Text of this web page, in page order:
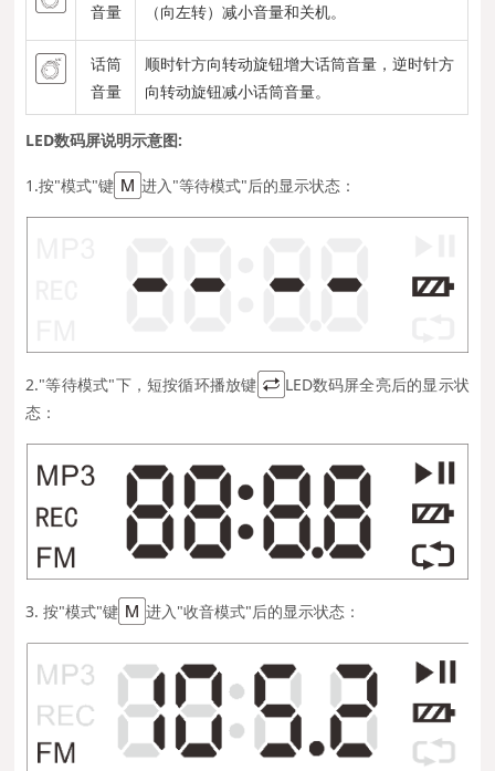
音量 （向左转）减小音量和关机。
话筒
音量
顺时针方向转动旋钮增大话筒音量，逆时针方
向转动旋钮减小话筒音量。
LED数码屏说明示意图:
1.按"模式"键 进入"等待模式"后的显示状态：
2."等待模式"下，短按循环播放键
LED数码屏全亮后的显示状
态：
3. 按"模式"键 进入"收音模式"后的显示状态：